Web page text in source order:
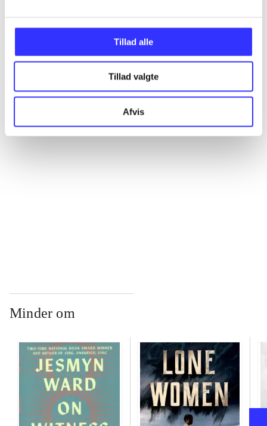
Tillad alle
Tillad valgte
Afvis
Minder om